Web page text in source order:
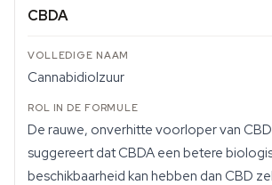
CBDA
Cannabidiolzuur
De rauwe, onverhitte voorloper van
suggereert dat CBDA een betere
beschikbaarheid kan hebben dan CBD